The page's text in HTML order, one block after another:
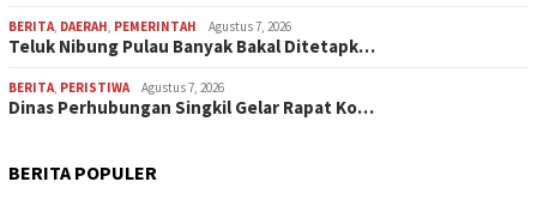
BERITA, DAERAH, PEMERINTAH Agustus 7, 2026
Teluk Nibung Pulau Banyak Bakal Ditetapk…
BERITA, PERISTIWA Agustus 7, 2026
Dinas Perhubungan Singkil Gelar Rapat Ko…
BERITA POPULER